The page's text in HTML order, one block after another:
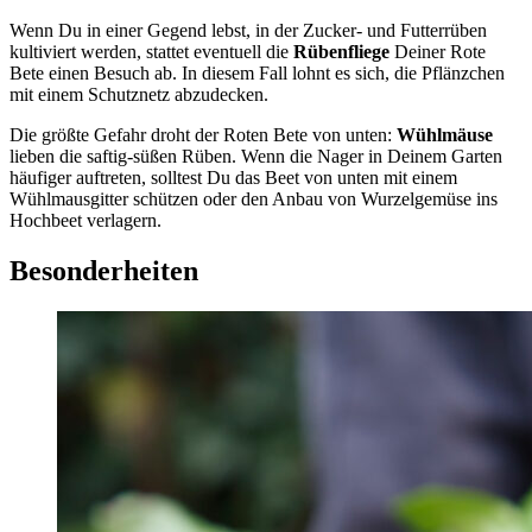
Wenn Du in einer Gegend lebst, in der Zucker- und Futterrüben
kultiviert werden, stattet eventuell die Rübenfliege Deiner Rote
Bete einen Besuch ab. In diesem Fall lohnt es sich, die Pflänzchen
mit einem Schutznetz abzudecken.
Die größte Gefahr droht der Roten Bete von unten: Wühlmäuse
lieben die saftig-süßen Rüben. Wenn die Nager in Deinem Garten
häufiger auftreten, solltest Du das Beet von unten mit einem
Wühlmausgitter schützen oder den Anbau von Wurzelgemüse ins
Hochbeet verlagern.
Besonderheiten